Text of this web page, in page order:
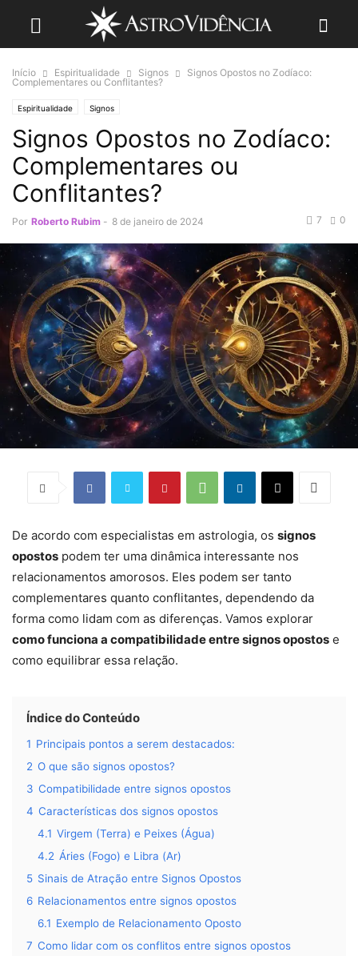
Início Espiritualidade Signos
Signos Opostos no Zodíaco:
Complementares ou Conflitantes?
Espiritualidade Signos
Signos Opostos no Zodíaco:
Complementares ou
Conflitantes?
Por Roberto Rubim - 8 de janeiro de 2024 0
7
De acordo com especialistas em astrologia, os signos
opostos podem ter uma dinâmica interessante nos
relacionamentos amorosos. Eles podem ser tanto
complementares quanto conflitantes, dependendo da
forma como lidam com as diferenças. Vamos explorar
como funciona a compatibilidade entre signos opostos e
como equilibrar essa relação.
Índice do Conteúdo
1 Principais pontos a serem destacados:
2 O que são signos opostos?
3 Compatibilidade entre signos opostos
4 Características dos signos opostos
4.1 Virgem (Terra) e Peixes (Água)
4.2 Áries (Fogo) e Libra (Ar)
5 Sinais de Atração entre Signos Opostos
6 Relacionamentos entre signos opostos
6.1 Exemplo de Relacionamento Oposto
7 Como lidar com os conflitos entre signos opostos